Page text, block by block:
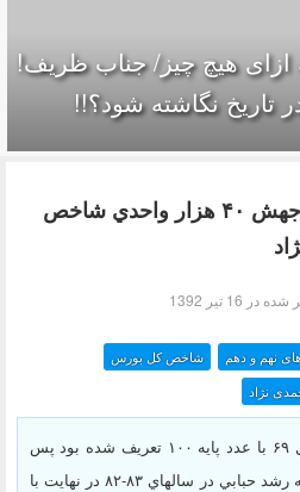
ازای هیچ چیز/ جناب ظریف!
تاریخ نگاشته شود؟!!
دستاوردهاي دولت(۳۰)؛ جهش ۴۰ هزار واحدي شاخص
16 تیر 1392
نهم و دهم
شاخص کل بورس
نژاد
شاخص بورس تهران كه در سال ۶۹ با عدد پايه ۱۰۰ تعريف شده بود پس
از فراز و فرودهاي متعدد و تجربه رشد حبابي در سالهاي ۸۳-۸۲ در نهايت با